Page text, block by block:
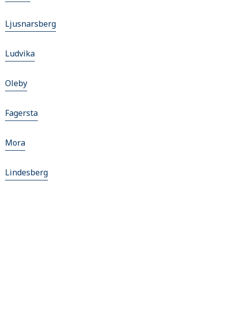
Ljusnarsberg
Ludvika
Oleby
Fagersta
Mora
Lindesberg